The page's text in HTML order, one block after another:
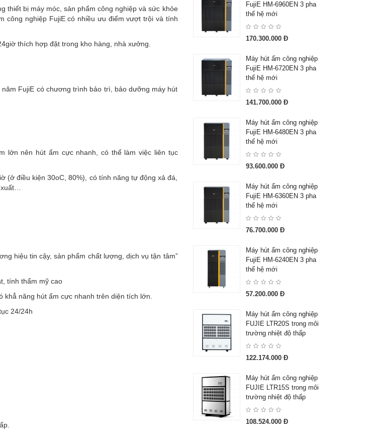
thiết bị máy móc, sản phẩm công nghiệp và sức khỏe
công nghiệp FujiE có nhiều ưu điểm vượt trội và tính
thích hợp đặt trong kho hàng, nhà xưởng.
FujiE có chương trình bảo trì, bảo dưỡng máy hút
lớn nên hút ẩm cực nhanh, có thể làm việc liên tục
(ở điều kiện 30oC, 80%), có tính năng tự động xả đá,
hiệu tin cậy, sản phẩm chất lượng, dịch vụ tận tâm”
tính thẩm mỹ cao
năng hút ẩm cực nhanh trên diện tích lớn.
24/24h
FujiE HM-6960EN 3 pha
thế hệ mới
170.300.000 Đ
Máy hút ẩm công nghiệp
FujiE HM-6720EN 3 pha
thế hệ mới
141.700.000 Đ
Máy hút ẩm công nghiệp
FujiE HM-6480EN 3 pha
thế hệ mới
93.600.000 Đ
Máy hút ẩm công nghiệp
FujiE HM-6360EN 3 pha
thế hệ mới
76.700.000 Đ
Máy hút ẩm công nghiệp
FujiE HM-6240EN 3 pha
thế hệ mới
57.200.000 Đ
Máy hút ẩm công nghiệp
FUJIE LTR20S trong môi
trường nhiệt độ thấp
122.174.000 Đ
Máy hút ẩm công nghiệp
FUJIE LTR15S trong môi
trường nhiệt độ thấp
108.524.000 Đ